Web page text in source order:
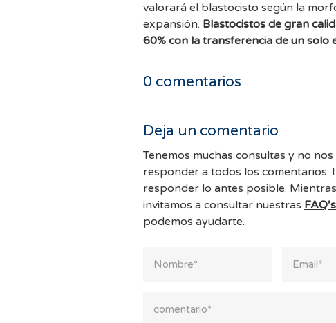
valorará el blastocisto según la
expansión. Blastocistos de gran
60% con la transferencia de un solo
0 comentarios
Deja un comentario
Tenemos muchas consultas y no
responder a todos los comentarios.
responder lo antes posible.
invitamos a consultar nuestras FAQ’s
podemos ayudarte.